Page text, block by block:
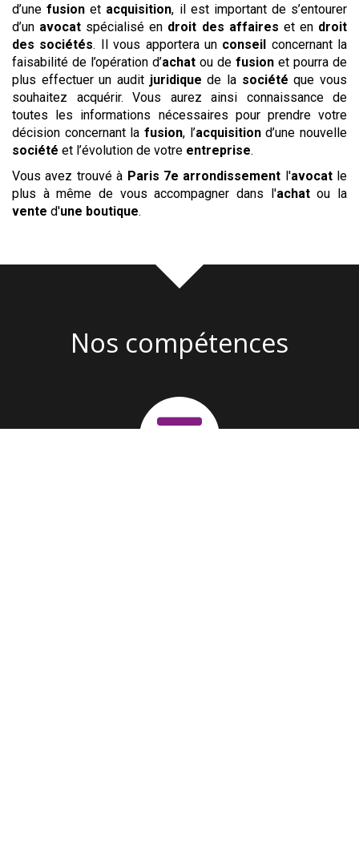
d’unefusion et acquisition, il est important de s’entourer
d’un avocat spécialisé en droit des affaires et en droit
des sociétés. Il vous apportera un conseil concernant la
faisabilité de l’opération d’achat ou de fusion et pourra de
plus effectuer un audit juridique de la société que vous
souhaitez acquérir. Vous aurez ainsi connaissance de
toutes les informations nécessaires pour prendre votre
décision concernant la fusion, l’acquisitiond’une nouvelle
société et l’évolution de votre entreprise.
Vous avez trouvé à Paris 7e arrondissement l'avocatle
plus à même de vous accompagner dans l'achatou la
vente d'une boutique.
Nos compétences